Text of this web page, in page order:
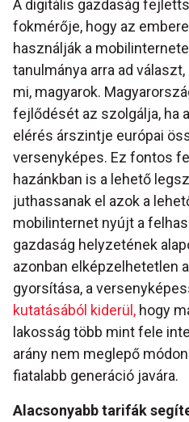
A digitális gazdaság
fokmérője, hogy az
használják a
tanulmánya arra ad
mi, magyarok.
fejlődését az szolgálja, ha
elérés árszintje európai
versenyképes. Ez fontos
hazánkban is a lehető
juthassanak el azok a
mobilinternet nyújt a
gazdaság helyzetének
azonban elképzelhetetlen
gyorsítása, a
kutatásából kiderül, hogy
lakosság több mint fele
arány nem meglepő
fiatalabb generáció javára.
Alacsonyabb tarifák